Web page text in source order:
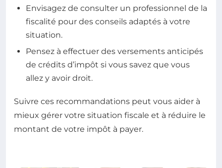
Envisagez de consulter un professionnel de la
fiscalité pour des conseils adaptés à votre
situation.
Pensez à effectuer des versements anticipés
de crédits d’impôt si vous savez que vous
allez y avoir droit.
Suivre ces recommandations peut vous aider à
mieux gérer votre situation fiscale et à réduire le
montant de votre impôt à payer.